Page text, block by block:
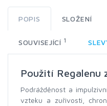
POPIS SLOŽENÍ
SOUVISEJÍCÍ 1
Použití Regalenu
Podrážděnost a
vzteku a zuřivosti,